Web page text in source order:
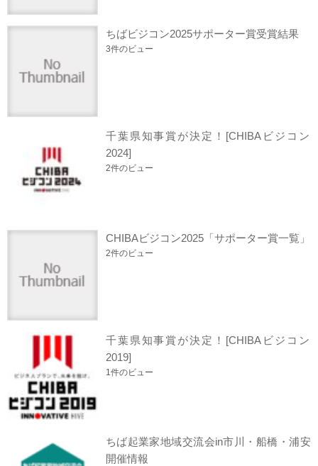
ちばビジコン2025サポーター賞受賞結果
3件のビュー
千葉県知事賞が決定！[CHIBAビジコン
2024]
2件のビュー
CHIBAビジコン2025「サポーター賞一覧」
2件のビュー
千葉県知事賞が決定！[CHIBAビジコン
2019]
1件のビュー
ちば起業家地域交流会in市川・船橋・浦安
開催情報